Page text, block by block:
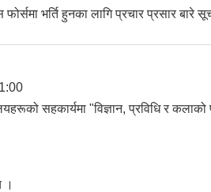
फोर्समा भर्ति हुनका लागि प्रचार प्रसार बारे
सहकार्यमा "विज्ञान, प्रविधि र कलाको
।